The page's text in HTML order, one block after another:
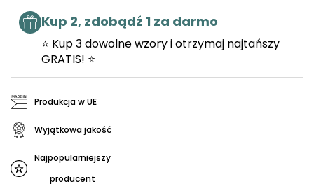
Kup 2, zdobądź 1 za darmo
⭐ Kup 3 dowolne wzory i otrzymaj najtańszy
GRATIS! ⭐
Produkcja w UE
Wyjątkowa jakość
Najpopularniejszy
producent